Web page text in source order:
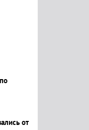
от